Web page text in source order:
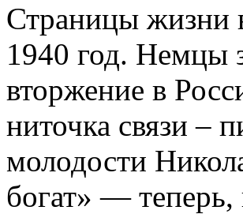
Страницы жизни
1940 год. Немцы
вторжение в
ниточка связи –
молодости
богат» —